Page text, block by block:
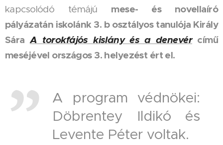
kapcsolódó témájú mese- és novellaíró
pályázatán iskolánk 3. b osztályos tanulója Király
SáraA torokfájós kislány és a denevércímű
meséjével országos 3. helyezést ért el.
A program védnökei:
Döbrentey Ildikó és
Levente Péter voltak.